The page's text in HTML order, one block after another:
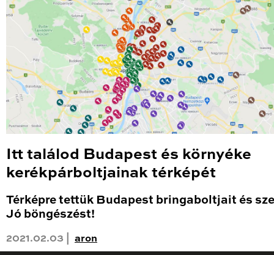
Itt találod Budapest és környéke
kerékpárboltjainak térképét
Térképre tettük Budapest bringaboltjait és
Jó böngészést!
2021.02.03 | aron